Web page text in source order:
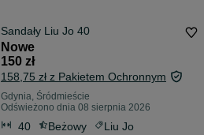
Sandały Liu Jo 40
Nowe
150 zł
158,75 zł z Pakietem Ochronnym
Gdynia, Śródmieście
Odświeżono dnia 08 sierpnia 2026
40 Beżowy Liu Jo